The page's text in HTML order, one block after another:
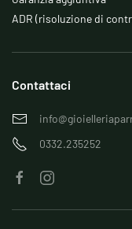
ADR (risoluzione di
Contattaci
0332.235252